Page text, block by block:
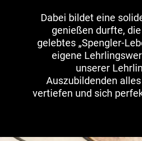
Dabei bildet eine
genießen durfte,
gelebtes „Spengler-
eigene
unserer
Auszubildenden
vertiefen und sich